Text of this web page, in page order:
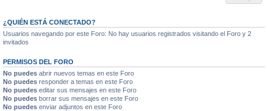
¿QUIÉN ESTÁ CONECTADO?
Usuarios navegando por este Foro: No hay usuarios registrados visitando el Foro y 2
invitados
PERMISOS DEL FORO
No puedes abrir nuevos temas en este Foro
No puedes responder a temas en este Foro
No puedes editar sus mensajes en este Foro
No puedes borrar sus mensajes en este Foro
No puedes enviar adjuntos en este Foro